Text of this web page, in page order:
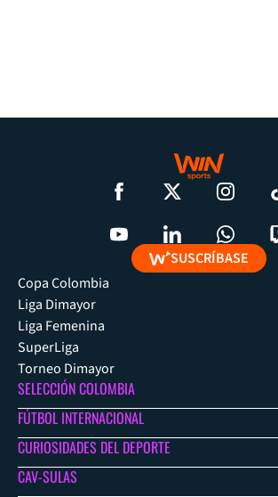
SUSCRÍBASE
Copa Colombia
Liga Dimayor
Liga Femenina
SuperLiga
Torneo Dimayor
SELECCIÓN COLOMBIA
FÚTBOL INTERNACIONAL
CURIOSIDADES DEL DEPORTE
CAV-SULAS